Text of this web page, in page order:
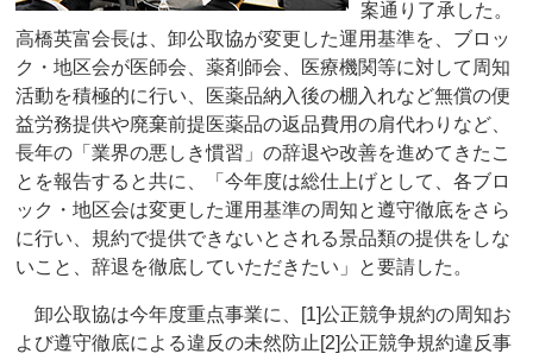
案通り了承した。
高橋英富会長は、卸公取協が変更した運用基準を、ブロッ
ク・地区会が医師会、薬剤師会、医療機関等に対して周知
活動を積極的に行い、医薬品納入後の棚入れなど無償の便
益労務提供や廃棄前提医薬品の返品費用の肩代わりなど、
長年の「業界の悪しき慣習」の辞退や改善を進めてきたこ
とを報告すると共に、「今年度は総仕上げとして、各ブロ
ック・地区会は変更した運用基準の周知と遵守徹底をさら
に行い、規約で提供できないとされる景品類の提供をしな
いこと、辞退を徹底していただきたい」と要請した。
卸公取協は今年度重点事業に、[1]公正競争規約の周知お
よび遵守徹底による違反の未然防止[2]公正競争規約違反事